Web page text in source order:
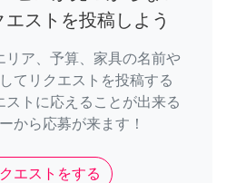
ストを投稿しよう
リア、予算、家具の名前や
てリクエストを投稿する
ストに応えることが出来る
から応募が来ます！
エストをする